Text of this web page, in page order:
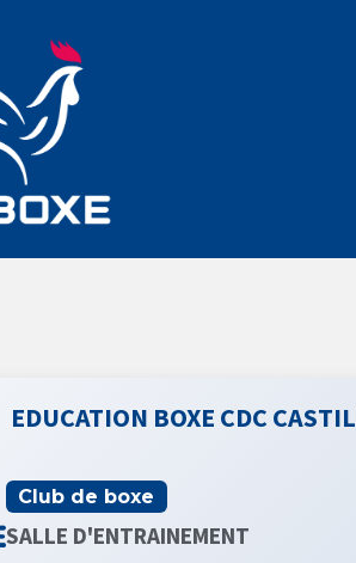
EDUCATION BOXE CDC
Club de boxe
SALLE D'ENTRAINEMENT